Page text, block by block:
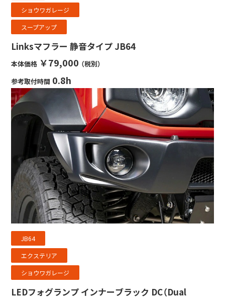
ショウワガレージ
スープアップ
Linksマフラー 静音タイプ JB64
本体価格 ￥79,000 （税別）
参考取付時間 0.8h
JB64
エクステリア
ショウワガレージ
LEDフォグランプ インナーブラック DC（Dual